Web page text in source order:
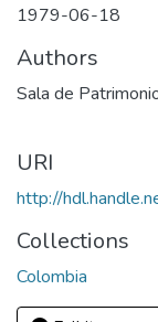
1979-06-18
Authors
Sala de
URI
http://
Collections
Colombia